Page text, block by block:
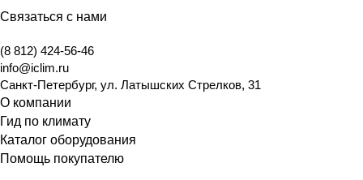
Связаться с нами
(8 812) 424-56-46
info@iclim.ru
Санкт-Петербург, ул. Латышских Стрелков, 31
О компании
Гид по климату
Каталог оборудования
Помощь покупателю